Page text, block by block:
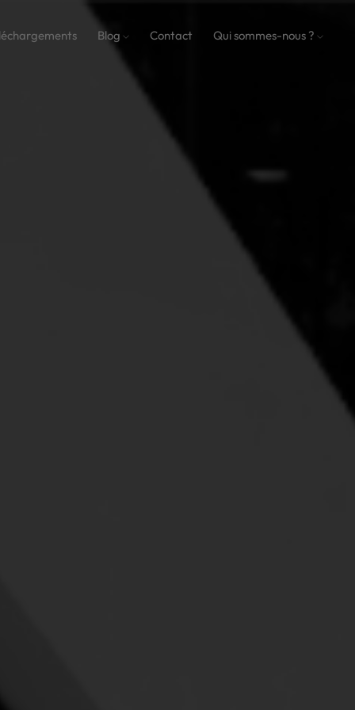
Blog Contact Qui sommes-nous ?